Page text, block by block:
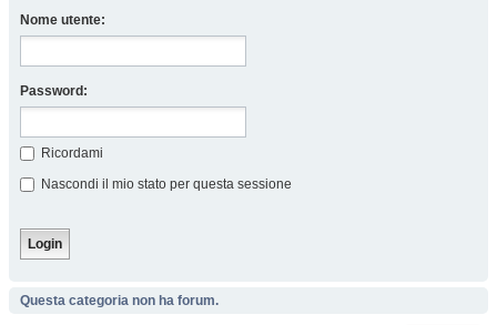
Nome utente:
Password:
Ricordami
Nascondi il mio stato per questa sessione
Questa categoria non ha forum.